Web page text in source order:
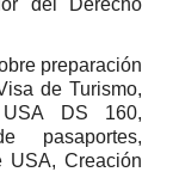
del Derecho
preparación
de Turismo,
USA DS 160,
pasaportes,
USA, Creación